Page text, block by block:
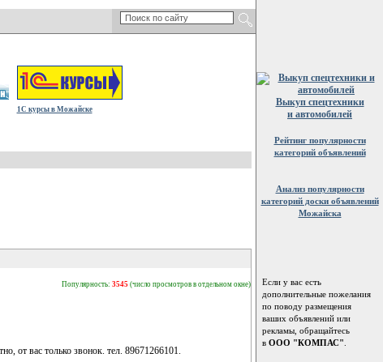
1С курсы в Можайске
Популярность: 3545 (число просмотров в отдельном окне)
от вас только звонок. тел. 89671266101.
Выкуп спецтехники
и автомобилей
Рейтинг популярности
категорий объявлений
Анализ популярности
категорий доски объявлений
Можайска
Если у вас есть
дополнительные пожелания
по поводу размещения
ваших объявлений или
рекламы, обращайтесь
в ООО "КОМПАС"